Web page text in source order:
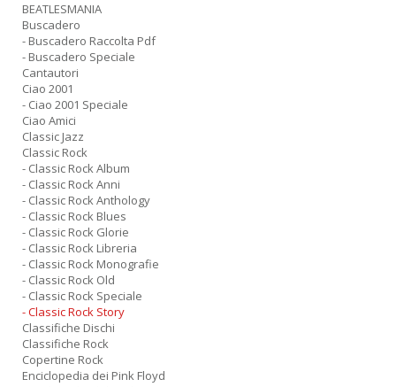
BEATLESMANIA
Buscadero
- Buscadero Raccolta Pdf
- Buscadero Speciale
Cantautori
Ciao 2001
- Ciao 2001 Speciale
Ciao Amici
Classic Jazz
Classic Rock
- Classic Rock Album
- Classic Rock Anni
- Classic Rock Anthology
- Classic Rock Blues
- Classic Rock Glorie
- Classic Rock Libreria
- Classic Rock Monografie
- Classic Rock Old
- Classic Rock Speciale
- Classic Rock Story
Classifiche Dischi
Classifiche Rock
Copertine Rock
Enciclopedia dei Pink Floyd